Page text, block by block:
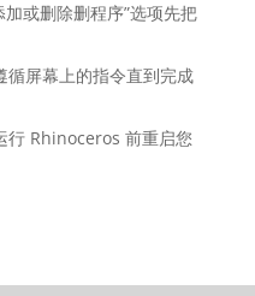
或删除删程序”选项先把
循屏幕上的指令直到完成
行 Rhinoceros 前重启您